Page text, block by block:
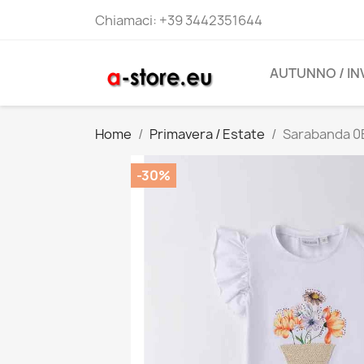
Chiamaci: +39 3442351644
AUTUNNO /
Home Primavera / Estate Sarabanda
-30%